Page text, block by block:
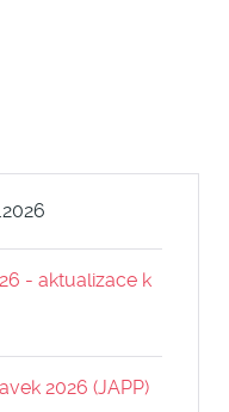
- aktualizace k
2026 (JAPP)